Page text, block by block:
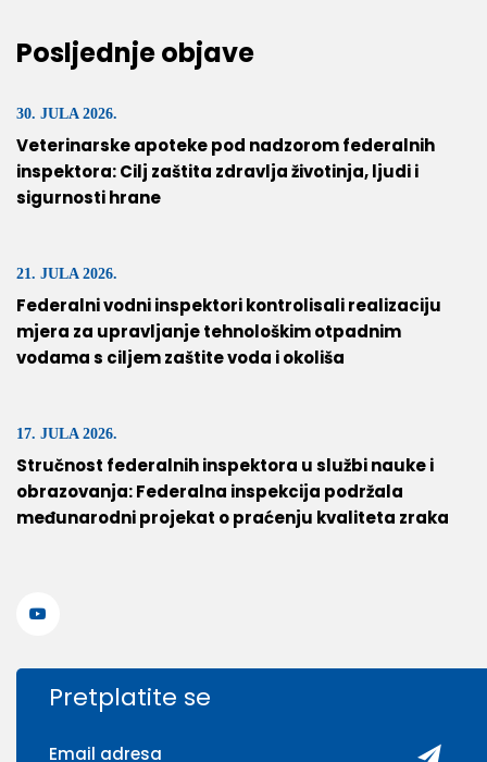
Posljednje objave
30. JULA 2026.
Veterinarske apoteke pod nadzorom federalnih
inspektora: Cilj zaštita zdravlja životinja, ljudi i
sigurnosti hrane
21. JULA 2026.
Federalni vodni inspektori kontrolisali realizaciju
mjera za upravljanje tehnološkim otpadnim
vodama s ciljem zaštite voda i okoliša
17. JULA 2026.
Stručnost federalnih inspektora u službi nauke i
obrazovanja: Federalna inspekcija podržala
međunarodni projekat o praćenju kvaliteta zraka
Pretplatite se